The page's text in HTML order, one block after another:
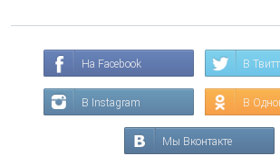
На Facebook В
В Instagram В
Мы Вконтакте